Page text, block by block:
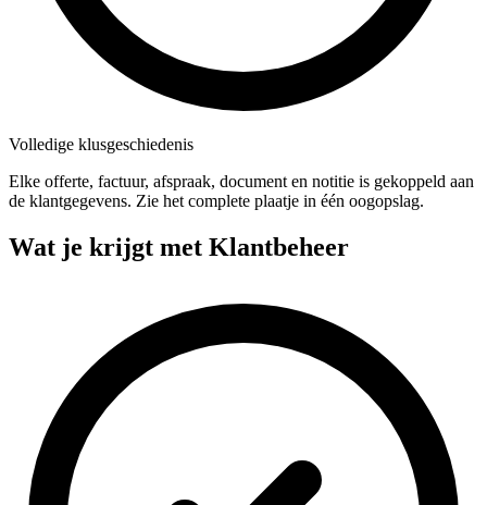
Volledige klusgeschiedenis
Elke offerte, factuur, afspraak, document en notitie is gekoppeld aan
de klantgegevens. Zie het complete plaatje in één oogopslag.
Wat je krijgt met Klantbeheer